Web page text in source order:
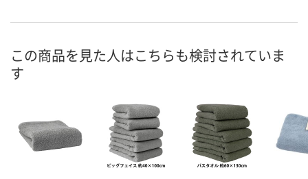
8月8日（土）
カゴへ カ
この商品を見た人はこちらも検討されていま
す